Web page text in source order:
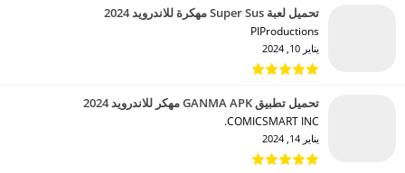
تحميل لعبة Super Sus مهكرة للاندرويد 2024
PIProductions‏
يناير 10, 2024
تحميل تطبيق GANMA APK مهكر للاندرويد 2024
COMICSMART INC.‏
يناير 14, 2024